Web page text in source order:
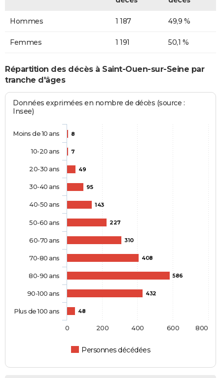
Hommes 1 187 49,9 %
Femmes 1 191 50,1 %
Répartition des décès à Saint-Ouen-sur-Seine par
tranche d'âges
Données exprimées en nombre de décès (source :
Insee)
8
7
49
95
143
227
310
408
586
432
48
Personnes décédées
Moins de 10 ans
10-20 ans
20-30 ans
30-40 ans
40-50 ans
50-60 ans
60-70 ans
70-80 ans
80-90 ans
90-100 ans
Plus de 100 ans
0 200 400 600 800